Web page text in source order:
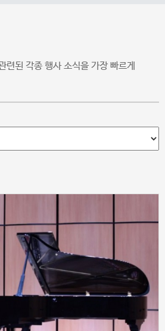
련된 각종 행사 소식을 가장 빠르게